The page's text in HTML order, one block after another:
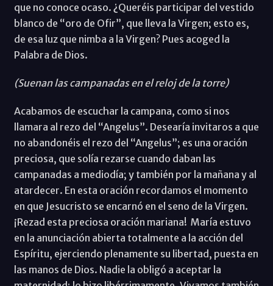
que no conoce ocaso. ¿Queréis participar del vestido
blanco de “oro de Ofir”, que lleva la Virgen; esto es,
de esa luz que nimba a la Virgen? Pues acoged la
Palabra de Dios.
(Suenan las campanadas en el reloj de la torre)
Acabamos de escuchar la campana, como si nos
llamara al rezo del “Angelus”. Desearía invitaros a que
no abandonéis el rezo del “Angelus”; es una oración
preciosa, que solía rezarse cuando daban las
campanadas a mediodía; y también por la mañana y al
atardecer. En esta oración recordamos el momento
en que Jesucristo se encarnó en el seno de la Virgen.
¡Rezad esta preciosa oración mariana! María estuvo
en la anunciación abierta totalmente a la acción del
Espíritu, ejerciendo plenamente su libertad, puesta en
las manos de Dios. Nadie la obligó a aceptar la